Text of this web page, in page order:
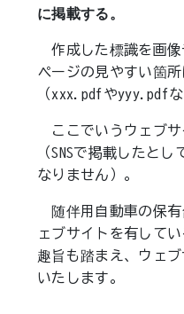
に掲載する。
作成した標識を画像
ページの見やすい箇
（xxx.pdfやyyy.pdfな
ここでいうウェブサ
（SNSで掲載したと
なりません）。
随伴用自動車の保有
ェブサイトを有して
趣旨も踏まえ、ウェ
いたします。